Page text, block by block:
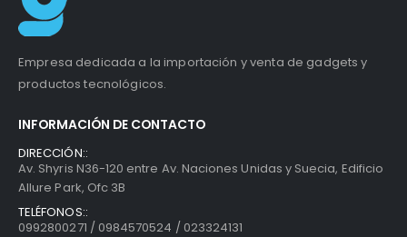
Empresa dedicada a la importación y venta de gadgets y
productos tecnológicos.
INFORMACIÓN DE CONTACTO
DIRECCIÓN::
Av. Shyris N36-120 entre Av. Naciones Unidas y Suecia, Edificio
Allure Park, Ofc 3B
TELÉFONOS::
0992800271 / 0984570524 / 023324131